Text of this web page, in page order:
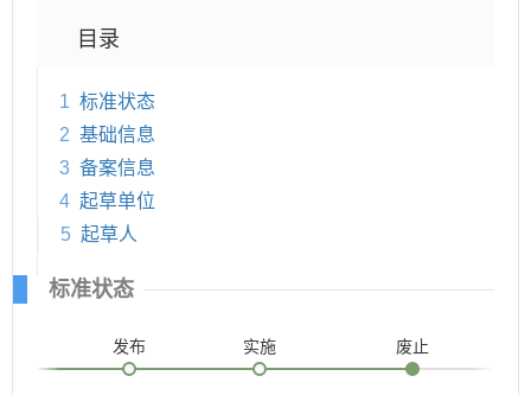
目录
1 标准状态
2 基础信息
3 备案信息
4 起草单位
5 起草人
标准状态
发布 实施 废止